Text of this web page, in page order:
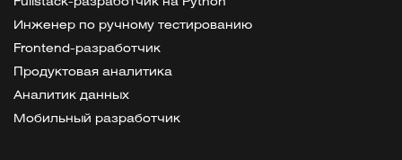
Fullstack-разработчик на Python
Инженер по ручному тестированию
Frontend-разработчик
Продуктовая аналитика
Аналитик данных
Мобильный разработчик